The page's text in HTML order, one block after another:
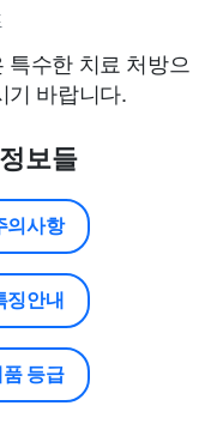
수한 치료 처방으
기 바랍니다.
보들
의사항
징안내
등급